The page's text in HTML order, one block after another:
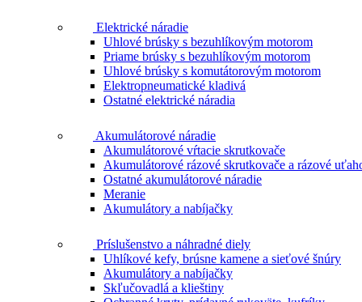
Elektrické náradie
Uhlové brúsky s bezuhlíkovým motorom
Priame brúsky s bezuhlíkovým motorom
Uhlové brúsky s komutátorovým motorom
Elektropneumatické kladivá
Ostatné elektrické náradia
Akumulátorové náradie
Akumulátorové vŕtacie skrutkovače
Akumulátorové rázové skrutkovače a rázové
Ostatné akumulátorové náradie
Meranie
Akumulátory a nabíjačky
Príslušenstvo a náhradné diely
Uhlíkové kefy, brúsne kamene a sieťové šnúry
Akumulátory a nabíjačky
Skľučovadlá a klieštiny